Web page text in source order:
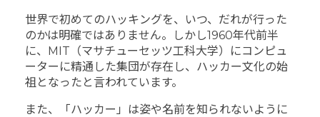
世界で初めてのハッキングを、いつ、だれが行った
のかは明確ではありません。しかし1960年代前半
に、MIT（マサチューセッツ工科大学）にコンピュ
ーターに精通した集団が存在し、ハッカー文化の始
祖となったと言われています。
また、「ハッカー」は姿や名前を知られないように